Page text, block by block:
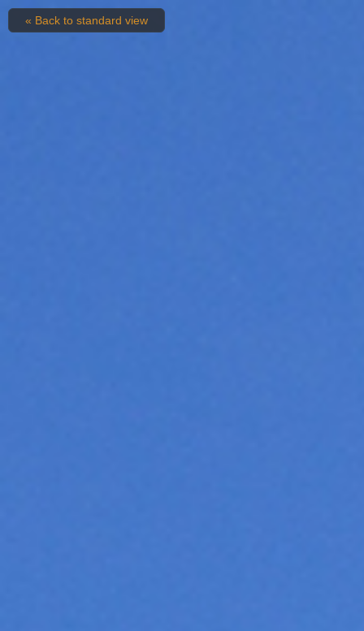
« Back to standard view